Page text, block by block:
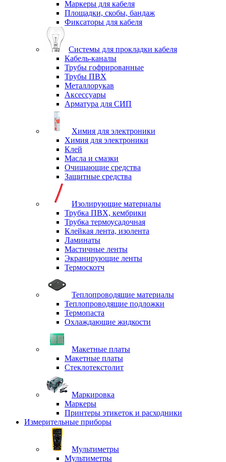
Маркеры для кабеля
Площадки, скобы, бандаж
Фиксаторы для кабеля
Системы для прокладки кабеля
Кабель-каналы
Трубы гофрированные
Трубы ПВХ
Металлорукав
Аксессуары
Арматура для СИП
Химия для электроники
Химия для электроники
Клей
Масла и смазки
Очищающие средства
Защитные средства
Изолирующие материалы
Трубка ПВХ, кембрики
Трубка термоусадочная
Клейкая лента, изолента
Ламинаты
Мастичные ленты
Экранирующие ленты
Термоскотч
Теплопроводящие материалы
Теплопроводящие подложки
Термопаста
Охлаждающие жидкости
Макетные платы
Макетные платы
Стеклотекстолит
Маркировка
Маркеры
Принтеры этикеток и расходники
Измерительные приборы
Мультиметры
Мультиметры